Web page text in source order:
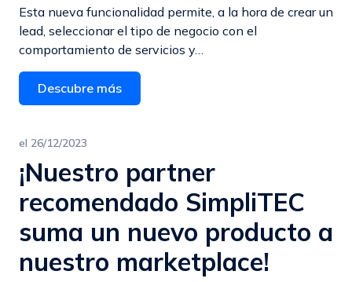
Esta nueva funcionalidad permite, a la hora de crear un
lead, seleccionar el tipo de negocio con el
comportamiento de servicios y…
Descubre más
el 26/12/2023
¡Nuestro partner
recomendado SimpliTEC
suma un nuevo producto a
nuestro marketplace!